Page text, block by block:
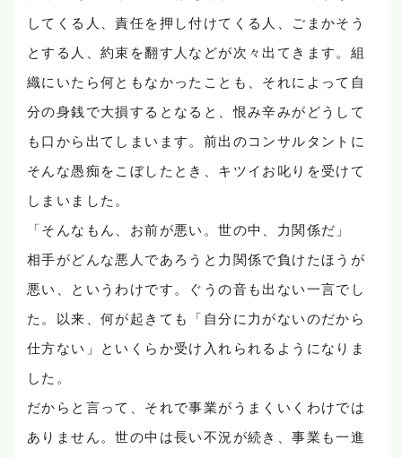
してくる人、責任を押し付けてくる人、ごまかそう
とする人、約束を翻す人などが次々出てきます。組
織にいたら何ともなかったことも、それによって自
分の身銭で大損するとなると、恨み辛みがどうして
も口から出てしまいます。前出のコンサルタントに
そんな愚痴をこぼしたとき、キツイお叱りを受けて
しまいました。
「そんなもん、お前が悪い。世の中、力関係だ」
相手がどんな悪人であろうと力関係で負けたほうが
悪い、というわけです。ぐうの音も出ない一言でし
た。以来、何が起きても「自分に力がないのだから
仕方ない」といくらか受け入れられるようになりま
した。
だからと言って、それで事業がうまくいくわけでは
ありません。世の中は長い不況が続き、事業も一進